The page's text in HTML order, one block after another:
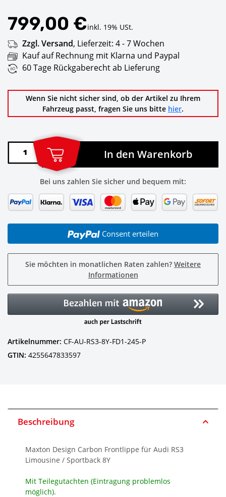
799,00 €inkl. 19% USt.
Zzgl. Versand, Lieferzeit: 4 - 7 Wochen
Kauf auf Rechnung mit Klarna und Paypal
60 Tage Rückgaberecht ab Lieferung
Wenn Sie nicht sicher sind, ob der Artikel zu Ihrem
Fahrzeug passt, fragen Sie uns bitte hier.
In den Warenkorb
Bei uns zahlen Sie sicher und bequem mit:
Consent erteilen
Sie möchten in monatlichen Raten zahlen? Weitere
Informationen
Artikelnummer: CF-AU-RS3-8Y-FD1-245-P
GTIN: 4255647833597
Beschreibung
Maxton Design Carbon Frontlippe für Audi RS3
Limousine / Sportback 8Y
Mit Teilegutachten (Eintragung problemlos
möglich).